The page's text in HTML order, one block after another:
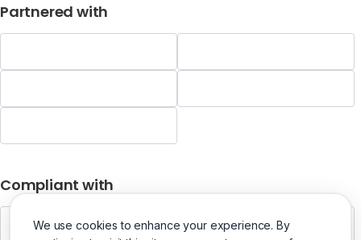
We use cookies to enhance your experience. By
Partnered with
Compliant with